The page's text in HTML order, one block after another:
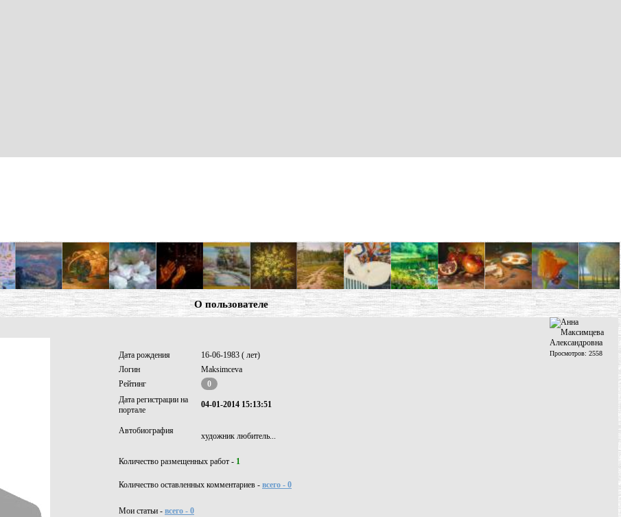
О пользователе
Просмотров: 2558
Дата рождения
16-06-1983 ( лет)
Логин
Maksimceva
Рейтинг
0
Дата регистрации на
портале
04-01-2014 15:13:51
Автобиография
художник любитель...
Количество размещенных работ - 1
Количество оставленных комментариев - всего - 0
Мои статьи - всего - 0